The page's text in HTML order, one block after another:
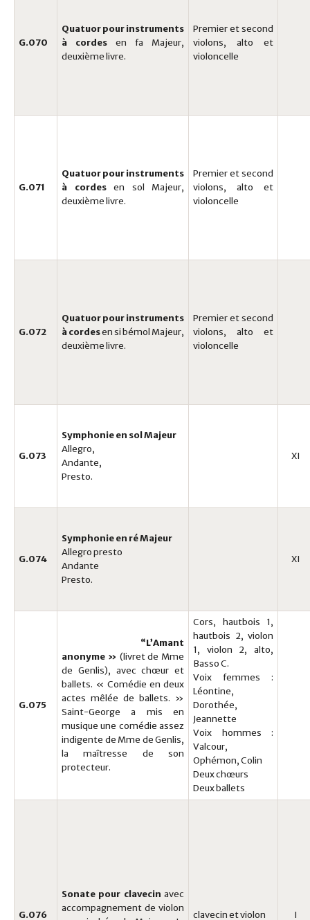
G.070
Quatuor pour instruments
à cordes
en fa Majeur,
deuxième livre.
Premier et second
violons, alto et
violoncelle
G.071
Quatuor pour instruments
à cordes
en sol Majeur,
deuxième livre.
Premier et second
violons, alto et
violoncelle
G.072
Quatuor pour instruments
à cordesen si bémol Majeur,
deuxième livre.
Premier et second
violons, alto et
violoncelle
G.073
Symphonie en sol Majeur
Allegro,
Andante,
Presto.
XI
G.074
Symphonie en ré Majeur
Allegro presto
Andante
Presto.
XI
G.075
“L’Amant
anonyme » (livret de Mme
de Genlis), avec chœur et
ballets. « Comédie en deux
actes mêlée de ballets. »
Saint-George a mis en
musique une comédie assez
indigente de Mme de Genlis,
la maîtresse de son
protecteur.
Cors, hautbois 1,
hautbois 2, violon
1, violon 2, alto,
Basso C.
Voix femmes :
Léontine,
Dorothée,
Jeannette
Voix hommes :
Valcour,
Ophémon, Colin
Deux chœurs
Deux ballets
G.076
Sonate pour clavecin avec
accompagnement de violon
clavecin et violon I